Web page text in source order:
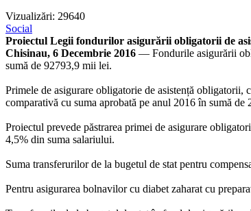
Vizualizări: 29640
Social
Proiectul Legii fondurilor asigurării obligatorii de
Chisinau, 6 Decembrie 2016 — Fondurile asigurării
sumă de 92793,9 mii lei.
Primele de asigurare obligatorie de asistență
comparativă cu suma aprobată pe anul 2016 în sumă de
Proiectul prevede păstrarea primei de asigurare
4,5% din suma salariului.
Suma transferurilor de la bugetul de stat pentru
Pentru asigurarea bolnavilor cu diabet zaharat cu